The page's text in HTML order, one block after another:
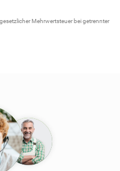
Mehrwertsteuer bei getrennter